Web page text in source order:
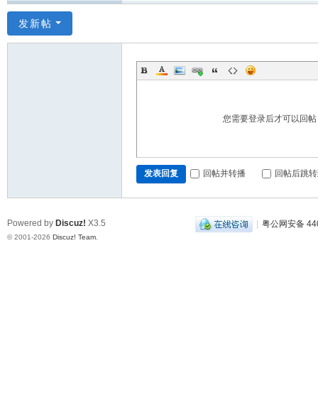
发新帖
您需要登录后才可以回帖
发表回复 回帖并转播 回帖后跳
| 粤公网安备
Powered by Discuz! X3.5
© 2001-2026 Discuz! Team